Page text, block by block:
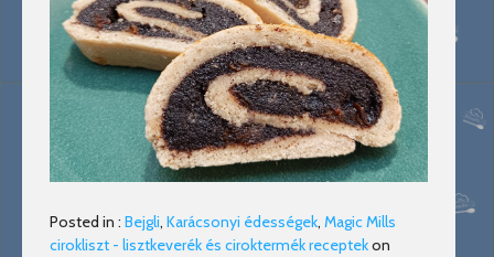
Posted in : Bejgli, Karácsonyi édességek, Magic Mills
cirokliszt - lisztkeverék és ciroktermék receptekon